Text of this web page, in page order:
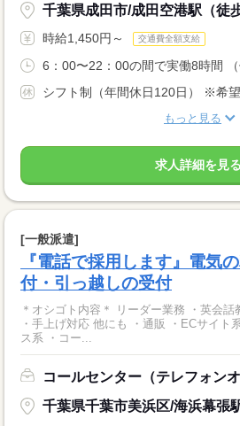
千葉県成田市/成田空港駅（徒
時給1,450円～ 交通費全額支給
6：00〜22：00の間で実働8時間
シフト制（年間休日120日） ※希
もっと見る
求人詳細を見る
[一般派遣]
『電話で採用します』電気
付・引っ越しの受付
＊オシゴト内容＊ リーダー業務 ・英会話教室の問合せ日程調整対応
・手上げ対応 他にも ・通販 ・ECサイト系 ・インフラ ・各種サービ
ス系 ・コー...
コールセンター（テレフォン
千葉県千葉市美浜区/海浜幕張